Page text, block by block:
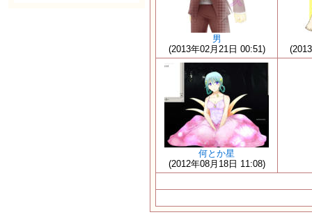
男
(2013年02月21日 00:51)
何とか星
(2012年08月18日 11:08)